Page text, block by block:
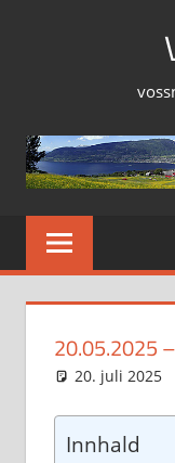
20.05.2025
20. juli 2025
Innhald